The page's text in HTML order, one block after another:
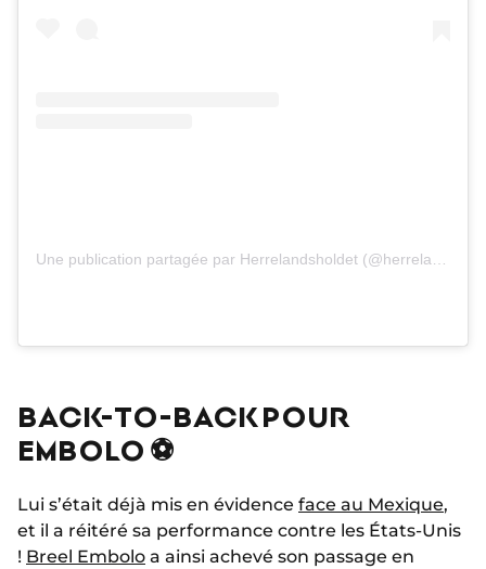
Une publication partagée par Herrelandsholdet (@herrelandsholdet)
BACK-TO-BACK POUR
EMBOLO ⚽
Lui s’était déjà mis en évidence face au Mexique,
et il a réitéré sa performance contre les États-Unis
! Breel Embolo a ainsi achevé son passage en